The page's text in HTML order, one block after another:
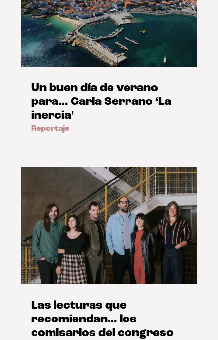
Un buen día de verano
para… Carla Serrano ‘La
inercia’
Reportaje
Las lecturas que
recomiendan… los
comisarios del congreso